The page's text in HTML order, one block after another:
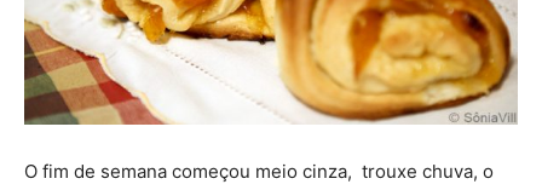
O fim de semana começou meio cinza, trouxe chuva, o